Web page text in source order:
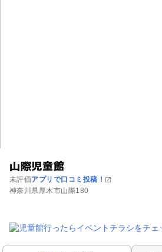
山際児童館
未評価アプリで口コミ投稿！
神奈川県厚木市山際180